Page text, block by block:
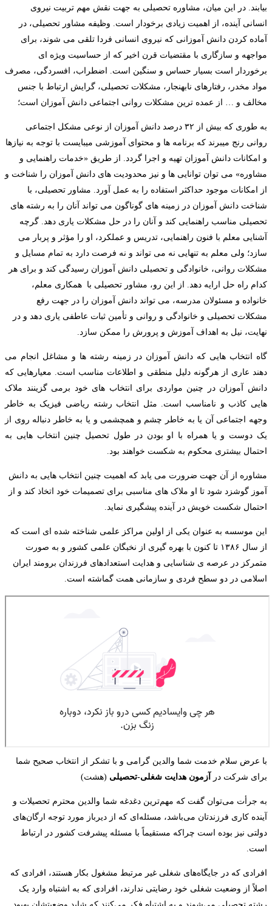
بیابند. در این میان، مشاوره تحصیلی به جهت نقش مهم تربیت نیروی
انسانی آینده، از اهمیت زیادی برخودار است. وظیفه مشاور تحصیلی، در
آماده کردن دانش آموزانی که نیروی انسانی فردا تلقی می شوند، برای
مواجهه و سازگاری با مقتضیات قرن اخیر که از حساسیت ویژه ای
برخوردار است بسیار حساس و سنگین است. اضطراب، افسردگی، مصرف
مواد مخدر، رفتارهای نابهنجار، مشکلات تحصیلی، گرایش ارتباط با جنس
مخالف و … از عمده ترین مشکلات روانی اجتماعی دانش آموزان است؛
به طوری که بیش از ۳۲ درصد دانش آموزان از نوعی مشکل اجتماعی
روانی رنج میبرند که برنامه ها و محتوای آموزشی میبایست با توجه به نیازها
و امکانات دانش آموزان تهیه و اجرا گردد. از طریق «خدمات راهنمایی و
مشاوره» می توان توانایی ها و نیز محدودیت های دانش آموزان را شناخت و
از امکانات موجود حداکثر استفاده را به عمل آورد. مشاور تحصیلی، با
شناخت دانش آموزان در زمینه های گوناگون می تواند آنان را به رشته های
تحصیلی مناسب راهنمایی کند و آنان را در حل مشکلات یاری دهد. گرچه
آشنایی معلم با فنون راهنمایی، تدریس و عملکرد، او را مؤثر و پربار می
سازد؛ ولی معلم به تنهایی نه می تواند و نه فرصت دارد به تمام مسایل و
مشکلات روانی، خانوادگی و تحصیلی دانش آموزان رسیدگی کند و برای هر
کدام راه حل ارایه دهد. از این رو، مشاور تحصیلی با ‎ همکاری معلم،
خانواده و مسئولان مدرسه، می تواند دانش آموزان را در جهت رفع
مشکلات تحصیلی و خانوادگی و روانی و تأمین ثبات عاطفی یاری دهد و در
نهایت، نیل به اهداف آموزش و پرورش را ممکن سازد.
گاه انتخاب هایی که دانش آموزان در زمینه رشته ها و مشاغل انجام می
دهند عاری از هرگونه دلیل منطقی و اطلاعات مناسب است
معیارهایی که
دانش آموزان در چنین مواردی برای انتخاب های خود برمی گزینند ملاک
هایی کاذب و نامناسب است
مثل انتخاب رشته ریاضی فیزیک به خاطر
وجهه اجتماعی آن یا به خاطر چشم و همچشمی و یا به خاطر دنباله روی از
یک دوست و یا همراه با او بودن در طول تحصیل چنین انتخاب هایی به
احتمال بیشتری محکوم به شکست خواهند بود
مشاوره از آن جهت ضرورت می یابد که اهمیت چنین انتخاب هایی به دانش
آموز گوشزد شود تا او ملاک های مناسبی برای تصمیمات خود اتخاذ کند و از
احتمال شکست خویش در آینده پیشگیری نماید
این موسسه به عنوان یکی از اولین مراکز علمی شناخته شده ای است که
از سال ۱۳۸۶ تا کنون با بهره گیری از نخبگان علمی کشور و به صورت
متمرکز در عرصه ی شناسایی و هدایت استعدادهای فرزندان برومند ایران
اسلامی در دو سطح فردی و سازمانی همت گماشته است
با عرض سلام خدمت شما والدین گرامی و با تشکر از انتخاب صحیح شما
برای شرکت در
آزمون هدایت شغلی-تحصیلی (هشت)
به جرأت می‌توان گفت که مهم‌ترین دغدغه شما والدین محترم تحصیلات و
آینده کاری فرزندتان می‌باشد، مسئله‌ای که از دیرباز مورد توجه ارگان‌های
دولتی نیز بوده است چراکه مستقیماً با مسئله پیشرفت کشور در ارتباط
است.
افرادی که در جایگاه‌های شغلی غیر مرتبط مشغول بکار هستند، افرادی که
اصلاً از وضعیت شغلی خود رضایتی ندارند، افرادی که به‌ اشتباه وارد یک‌